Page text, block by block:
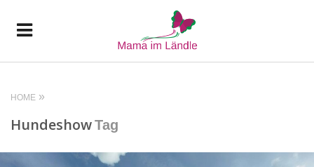
HOME
HundeshowTag